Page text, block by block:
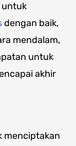
dengan baik,
mendalam,
untuk
akhir
menciptakan